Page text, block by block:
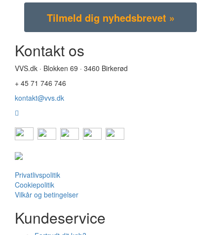
Kontakt os
VVS.dk · Blokken 69 · 3460 Birkerød
+ 45 71 746 746
kontakt@vvs.dk
Privatlivspolitik
Cookiepolitik
Vilkår og betingelser
Kundeservice